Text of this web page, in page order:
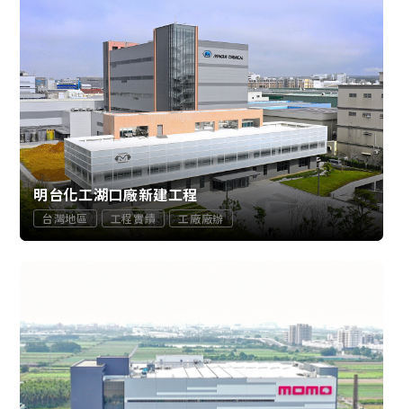
明台化工湖口廠新建工程
台灣地區 工程實績 工廠廠辦